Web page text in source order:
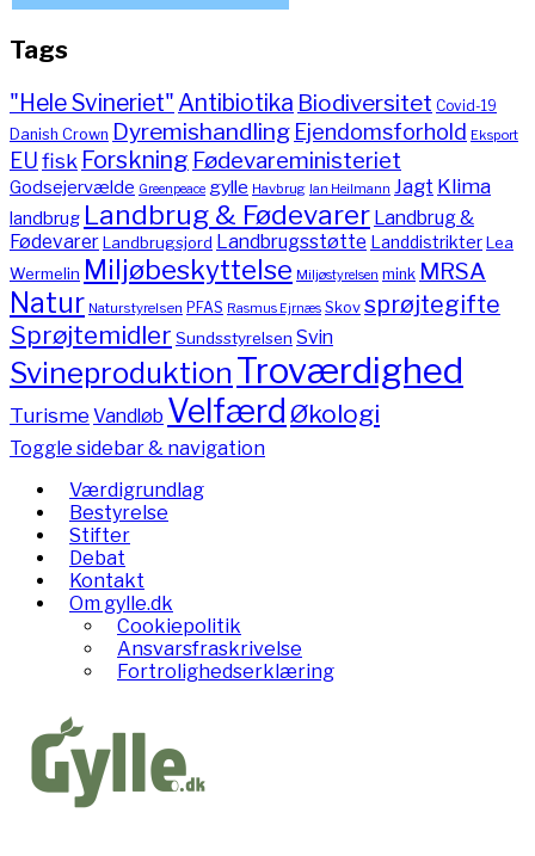
Tags
"Hele Svineriet" Antibiotika Biodiversitet Covid-19
Danish Crown Dyremishandling Ejendomsforhold Eksport
EUfisk Forskning Fødevareministeriet
Godsejervælde Greenpeace gylle Havbrug Ian Heilmann Jagt Klima
landbrug Landbrug & Fødevarer Landbrug &
FødevarerLandbrugsjord Landbrugsstøtte LanddistrikterLea
Wermelin Miljøbeskyttelse Miljøstyrelsen mink MRSA
Natur Naturstyrelsen PFAS Rasmus Ejrnæs Skov sprøjtegifte
Sprøjtemidler Sundsstyrelsen Svin
Svineproduktion Troværdighed
TurismeVandløb Velfærd Økologi
Toggle sidebar & navigation
Værdigrundlag
Bestyrelse
Stifter
Debat
Kontakt
Om gylle.dk
Cookiepolitik
Ansvarsfraskrivelse
Fortrolighedserklæring